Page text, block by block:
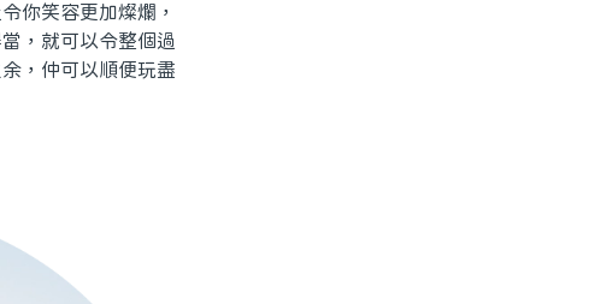
你笑容更加燦爛，
，就可以令整個過
，仲可以順便玩盡